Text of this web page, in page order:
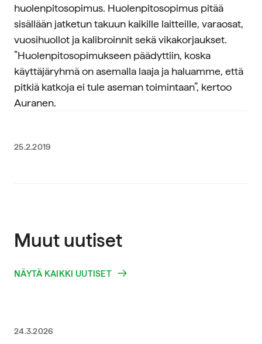
huolenpitosopimus. Huolenpitosopimus pitää
sisällään jatketun takuun kaikille laitteille, varaosat,
vuosihuollot ja kalibroinnit sekä vikakorjaukset.
”Huolenpitosopimukseen päädyttiin, koska
käyttäjäryhmä on asemalla laaja ja haluamme, että
pitkiä katkoja ei tule aseman toimintaan”, kertoo
Auranen.
25.2.2019
Muut uutiset
NÄYTÄ KAIKKI UUTISET
24.3.2026